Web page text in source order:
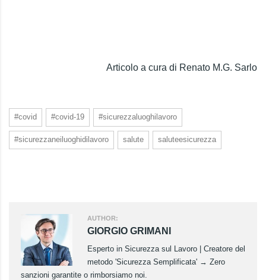
Articolo a cura di Renato M.G. Sarlo
#covid #covid-19 #sicurezzaluoghilavoro
#sicurezzaneiluoghidilavoro salute saluteesicurezza
AUTHOR:
GIORGIO GRIMANI
Esperto in Sicurezza sul Lavoro | Creatore del
metodo 'Sicurezza Semplificata' → Zero
sanzioni garantite o rimborsiamo noi.